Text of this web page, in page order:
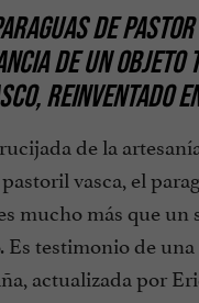
DE
DE UN OBJETO
REINVENTADO
de la
vasca, el
mucho más que un
Es testimonio de
actualizada por